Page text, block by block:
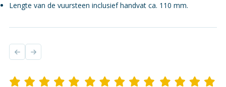
Lengte van de vuursteen inclusief handvat ca. 110 mm.